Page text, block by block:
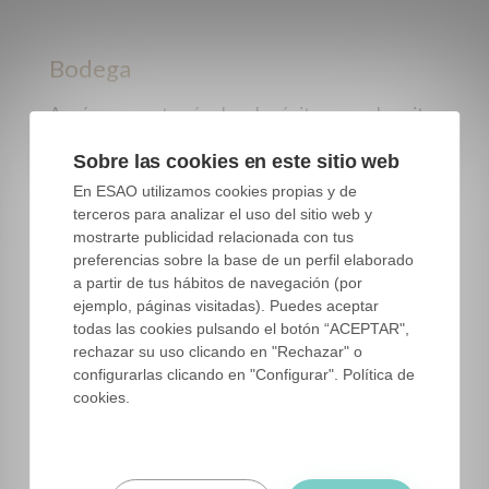
Bodega
Aquí se encontrarían los depósitos con el aceite
tenga. Si estamos ante una maquila, en este
momento el cliente que ha traído sus aceitunas
se llevaría el aceite correspondiente a la partida
de aceitunas que ha llevado. Puede suceder que
un cliente desee que le guardemos en nuestra
almazara su aceite, con lo cual nos alquilará un
pequeño espacio donde tendrá su depósito con
su aceite. En el caso de las cooperativas, el
aceite es la mezcla de todos los aceites de los
Sobre las cookies en este sitio web
En ESAO utilizamos cookies propias y de
terceros para analizar el uso del sitio web y
mostrarte publicidad relacionada con tus
preferencias sobre la base de un perfil elaborado
a partir de tus hábitos de navegación (por
ejemplo, páginas visitadas). Puedes aceptar
todas las cookies pulsando el botón “ACEPTAR",
rechazar su uso clicando en "Rechazar" o
configurarlas clicando en "Configurar". Política de
cookies.